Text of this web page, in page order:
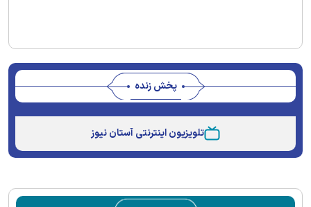
پخش زنده
تلویزیون اینترنتی آستان نیوز